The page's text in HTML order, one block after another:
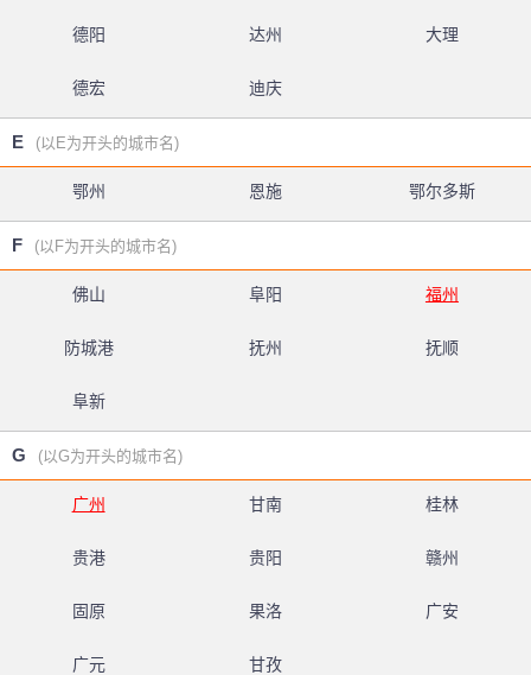
德阳 达州 大理
德宏 迪庆
E (以E为开头的城市名)
鄂州 恩施 鄂尔多斯
F (以F为开头的城市名)
佛山 阜阳 福州
防城港 抚州 抚顺
阜新
G (以G为开头的城市名)
广州 甘南 桂林
贵港 贵阳 赣州
固原 果洛 广安
广元 甘孜